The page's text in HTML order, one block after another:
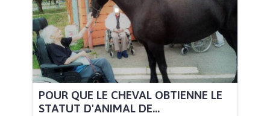
POUR QUE LE CHEVAL OBTIENNE LE
STATUT D'ANIMAL DE...